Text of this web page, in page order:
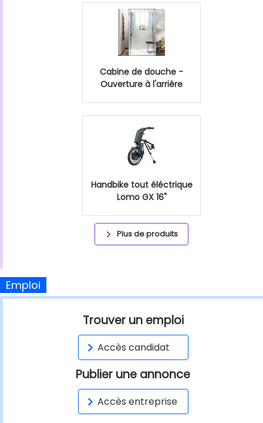
Cabine de douche -
Ouverture à l'arrière
Handbike tout éléctrique
Lomo GX 16"
Plus de produits
Emploi
Trouver un emploi
Accès candidat
Publier une annonce
Accès entreprise